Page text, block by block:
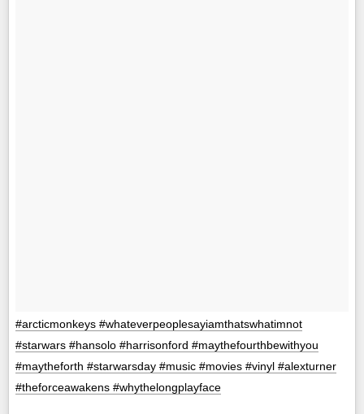
#arcticmonkeys #whateverpeoplesayiamthatswhatimnot
#starwars #hansolo #harrisonford #maythefourthbewithyou
#maytheforth #starwarsday #music #movies #vinyl #alexturner
#theforceawakens #whythelongplayface